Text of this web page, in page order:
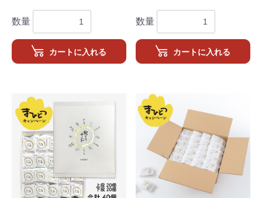
数量
カートに入れる
数量
カートに入れる